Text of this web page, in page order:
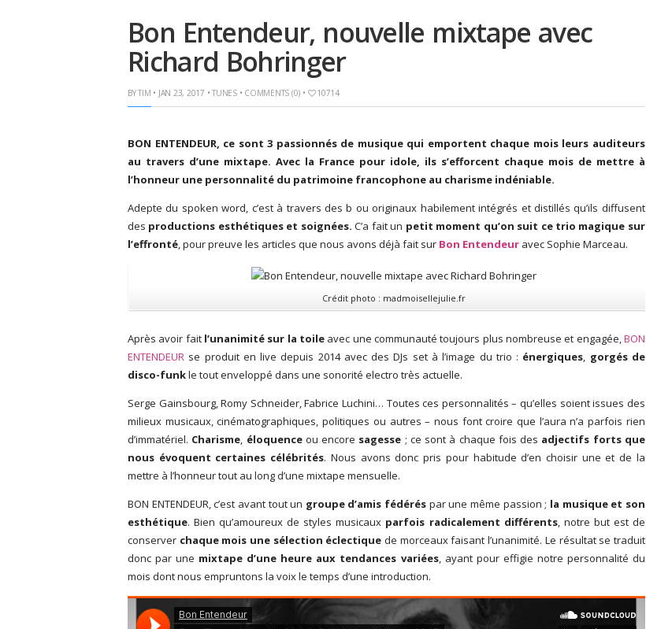
Bon Entendeur, nouvelle mixtape avec
Richard Bohringer
BYTIM • JAN 23, 2017 • TUNES• COMMENTS (0) • 10714
BON ENTENDEUR, ce sont 3 passionnés de musique qui emportent chaque mois leurs auditeurs
au travers d’une mixtape. Avec la France pour idole, ils s’efforcent chaque mois de mettre à
l’honneur une personnalité du patrimoine francophone au charisme indéniable.
Adepte du spoken word, c’est à travers des b ou originaux habilement intégrés et distillés qu’ils diffusent
des productions esthétiques et soignées. C’a fait un petit moment qu’on suit ce trio magique sur
l’effronté, pour preuve les articles que nous avons déjà fait sur Bon Entendeur avec Sophie Marceau.
Crédit photo : madmoisellejulie.fr
Après avoir fait l’unanimité sur la toileavec une communauté toujours plus nombreuse et engagée,BON
ENTENDEUR se produit en live depuis 2014 avec des DJs set à l’image du trio : énergiques, gorgés de
disco-funkle tout enveloppé dans une sonorité electro très actuelle.
Serge Gainsbourg, Romy Schneider, Fabrice Luchini… Toutes ces personnalités – qu’elles soient issues des
milieux musicaux, cinématographiques, politiques ou autres – nous font croire que l’aura n’a parfois rien
d’immatériel. Charisme, éloquenceou encore sagesse ; ce sont à chaque fois des adjectifs forts que
nous évoquent certaines célébrités. Nous avons donc pris pour habitude d’en choisir une et de la
mettre à l’honneur tout au long d’une mixtape mensuelle.
BON ENTENDEUR, c’est avant tout un groupe d’amis fédérés par une même passion ; la musique et son
esthétique. Bien qu’amoureux de styles musicaux parfois radicalement différents, notre but est de
conserver chaque mois une sélection éclectique de morceaux faisant l’unanimité. Le résultat se traduit
donc par une mixtape d’une heure aux tendances variées, ayant pour effigie notre personnalité du
mois dont nous empruntons la voix le temps d’une introduction.